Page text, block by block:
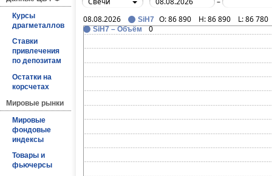
Курсы
драгметаллов
Ставки
привлечения
по депозитам
Остатки на
корсчетах
Мировые рынки
Мировые
фондовые
индексы
Товары и
фьючерсы
08.08.2026
SiH7 O:86 890 H:86 890 L:86 780
SiH7 – Объём 0